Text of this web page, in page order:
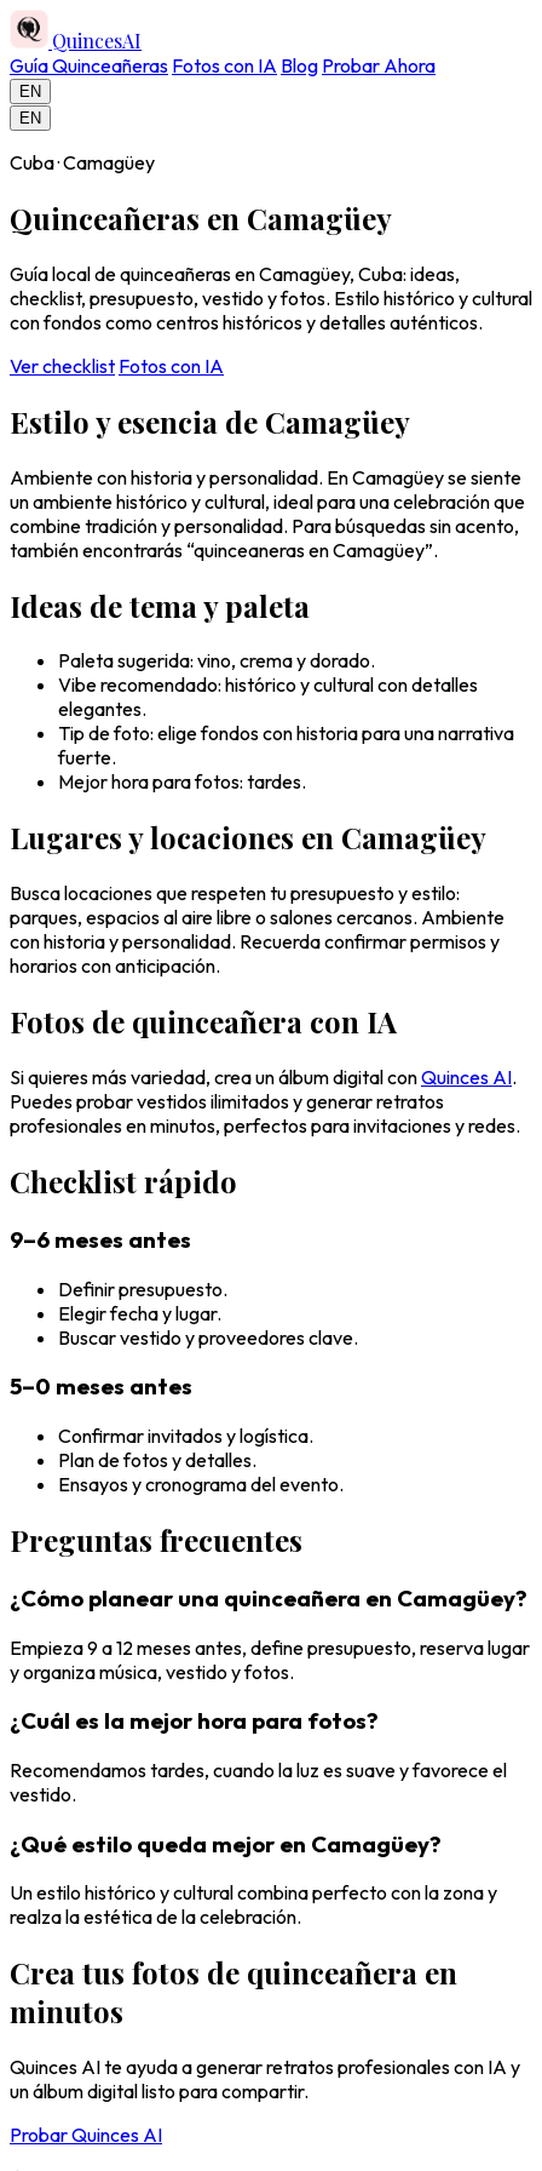
QuincesAI
Guía Quinceañeras Fotos con IA Blog Probar Ahora
EN
EN
Cuba · Camagüey
Quinceañeras en Camagüey
Guía local de quinceañeras en Camagüey, Cuba: ideas,
checklist, presupuesto, vestido y fotos. Estilo histórico y cultural
con fondos como centros históricos y detalles auténticos.
Ver checklist Fotos con IA
Estilo y esencia de Camagüey
Ambiente con historia y personalidad. En Camagüey se siente
un ambiente histórico y cultural, ideal para una celebración que
combine tradición y personalidad. Para búsquedas sin acento,
también encontrarás “quinceaneras en Camagüey”.
Ideas de tema y paleta
Paleta sugerida: vino, crema y dorado.
Vibe recomendado: histórico y cultural con detalles
elegantes.
Tip de foto: elige fondos con historia para una narrativa
fuerte.
Mejor hora para fotos: tardes.
Lugares y locaciones en Camagüey
Busca locaciones que respeten tu presupuesto y estilo:
parques, espacios al aire libre o salones cercanos. Ambiente
con historia y personalidad. Recuerda confirmar permisos y
horarios con anticipación.
Fotos de quinceañera con IA
Si quieres más variedad, crea un álbum digital conQuinces AI.
Puedes probar vestidos ilimitados y generar retratos
profesionales en minutos, perfectos para invitaciones y redes.
Checklist rápido
9–6 meses antes
Definir presupuesto.
Elegir fecha y lugar.
Buscar vestido y proveedores clave.
5–0 meses antes
Confirmar invitados y logística.
Plan de fotos y detalles.
Ensayos y cronograma del evento.
Preguntas frecuentes
¿Cómo planear una quinceañera en Camagüey?
Empieza 9 a 12 meses antes, define presupuesto, reserva lugar
y organiza música, vestido y fotos.
¿Cuál es la mejor hora para fotos?
Recomendamos tardes, cuando la luz es suave y favorece el
vestido.
¿Qué estilo queda mejor en Camagüey?
Un estilo histórico y cultural combina perfecto con la zona y
realza la estética de la celebración.
Crea tus fotos de quinceañera en
minutos
Quinces AI te ayuda a generar retratos profesionales con IA y
un álbum digital listo para compartir.
Probar Quinces AI